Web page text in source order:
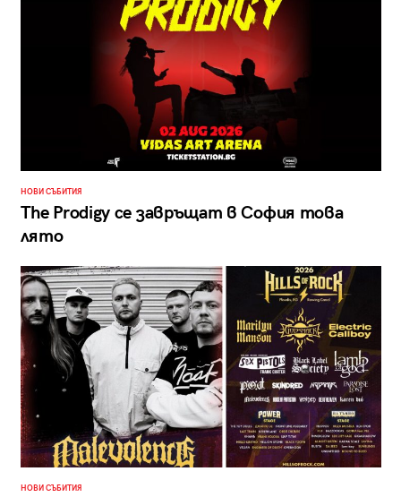
НОВИ СЪБИТИЯ
The Prodigy се завръщат в София това
лято
НОВИ СЪБИТИЯ